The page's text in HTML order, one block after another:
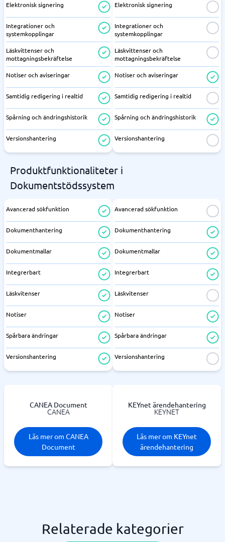
Elektronisk signering
Integrationer och
systemkopplingar
Läskvittenser och
mottagningsbekräftelse
Notiser och aviseringar
Samtidig redigering i realtid
Spårning och ändringshistorik
Versionshantering
Elektronisk signering
Integrationer och
systemkopplingar
Läskvittenser och
mottagningsbekräftelse
Notiser och aviseringar
Samtidig redigering i realtid
Spårning och ändringshistorik
Versionshantering
Produktfunktionaliteter i
Dokumentstödssystem
Avancerad sökfunktion
Dokumenthantering
Dokumentmallar
Integrerbart
Läskvitenser
Notiser
Spårbara ändringar
Versionshantering
Avancerad sökfunktion
Dokumenthantering
Dokumentmallar
Integrerbart
Läskvitenser
Notiser
Spårbara ändringar
Versionshantering
CANEA Document
CANEA
Läs mer om CANEA
Document
KEYnet ärendehantering
KEYNET
Läs mer om KEYnet
ärendehantering
Relaterade kategorier